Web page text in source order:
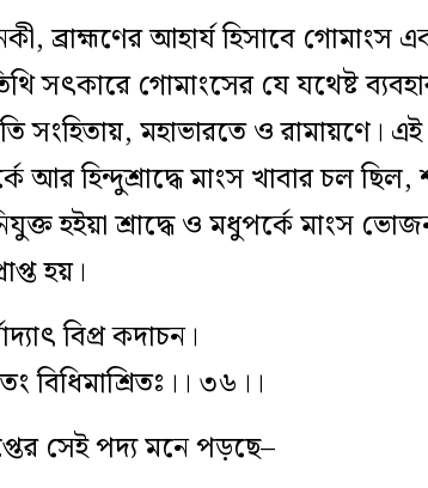
ব্রাহ্মণের আহার্য হিসাবে গোমাংস
সৎকারে গোমাংসের যে যথেষ্ট
মহাভারতে ও রামায়ণে। এই
হিন্দুশ্রাদ্ধে মাংস খাবার চল ছিল,
হইয়া শ্রাদ্ধে ও মধুপর্কে মাংস
হয়।
বিপ্র কদাচন।
বিধিমাশ্রিতঃ।। ৩৬।।
সেই পদ্য মনে পড়ছে–